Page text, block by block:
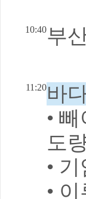
10:40부
11:20 바
•
도
•
•